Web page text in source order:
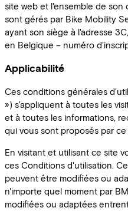
site web et l'ensemble de
sont gérés par Bike Mobility
ayant son siège à l'adresse
en Belgique – numéro
Applicabilité
Ces conditions générales
») s'appliquent à toutes les
et à toutes les informations,
qui vous sont proposés par
En visitant et utilisant ce site
ces Conditions d'utilisation.
peuvent être modifiées ou
n'importe quel moment par
modifiées ou adaptées